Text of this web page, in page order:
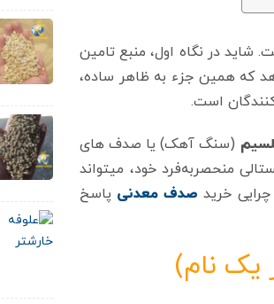
شاید در نگاه اول، منبع تامین
که همین جزء به ظاهر ساده،
است.
(سنگ آهک) یا صدف‌ های
منحصر‌به‌فرد خود، میتواند
چرایی خرید صدف معدنی پاسخ
یک نام)